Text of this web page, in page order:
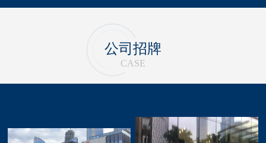
公司招牌
CASE